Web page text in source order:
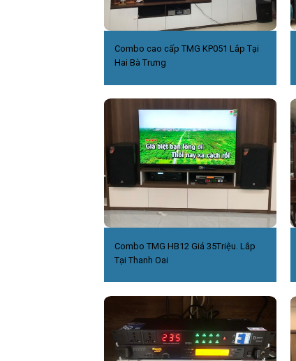
Combo cao cấp TMG KP051 Lắp Tại
Hai Bà Trưng
Combo TMG HB12 Giá 35Triệu. Lắp
Tại Thanh Oai